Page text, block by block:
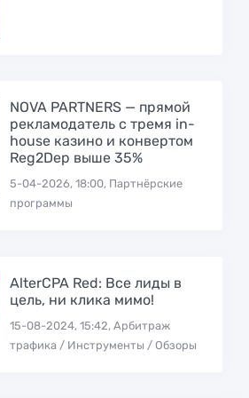
NOVA PARTNERS — прямой
рекламодатель с тремя in-
house казино и конвертом
Reg2Dep выше 35%
5-04-2026, 18:00, Партнёрские
программы
AlterCPA Red: Все лиды в
цель, ни клика мимо!
15-08-2024, 15:42, Арбитраж
трафика / Инструменты / Обзоры